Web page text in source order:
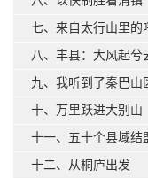
七、来自太行山里的
八、丰县：大风起兮
九、我听到了秦巴山
十、万里跃进大别山
十一、五十个县域结
十二、从桐庐出发